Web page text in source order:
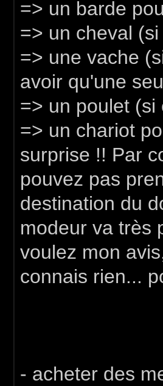
=> un barde
=> un cheval
=> une vache
avoir qu'une
=> un poulet
=> un chariot
surprise !! Par
pouvez pas
destination du
modeur va très
voulez mon
connais rien...
- acheter des